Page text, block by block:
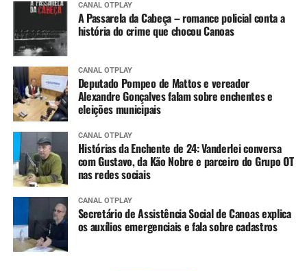
CANAL OTPLAY
A Passarela da Cabeça – romance policial conta a
história do crime que chocou Canoas
CANAL OTPLAY
Deputado Pompeo de Mattos e vereador
Alexandre Gonçalves falam sobre enchentes e
eleições municipais
CANAL OTPLAY
Histórias da Enchente de 24: Vanderlei conversa
com Gustavo, da Kão Nobre e parceiro do Grupo OT
nas redes sociais
CANAL OTPLAY
Secretário de Assistência Social de Canoas explica
os auxílios emergenciais e fala sobre cadastros